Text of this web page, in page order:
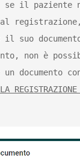
se il paziente
al
il suo
non è
un documento
LA REGISTRAZIONE